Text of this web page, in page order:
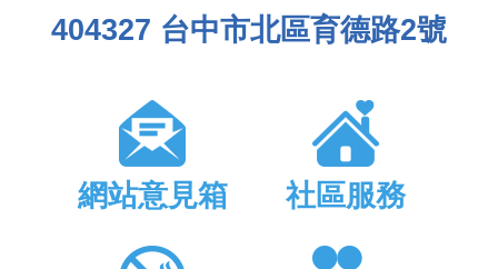
404327 台中市北區育德路2號
網站意見箱 社區服務